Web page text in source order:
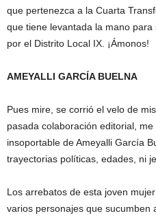
que pertenezca a la Cuarta
que tiene levantada la mano
por el Distrito Local IX. ¡Ámonos!
AMEYALLI GARCÍA BUELNA
Pues mire, se corrió el velo de
pasada colaboración editorial,
insoportable de Ameyalli García
trayectorias políticas, edades, ni
Los arrebatos de esta joven
varios personajes que sucumben